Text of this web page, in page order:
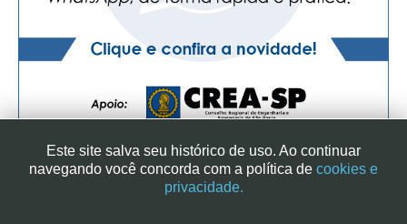
SINDICATO DOS ENGENHEIROS NO ESTADO DE SÃO PAULO
Este site salva seu histórico de uso. Ao continuar
navegando você concorda com a política de cookies e
privacidade.